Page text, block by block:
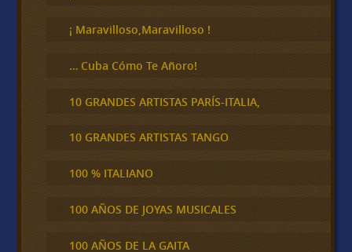
¡ Maravilloso,Maravilloso !
… Cuba Cómo Te Añoro!
10 GRANDES ARTISTAS PARÍS-ITALIA,
10 GRANDES ARTISTAS TANGO
100 % ITALIANO
100 AÑOS DE JOYAS MUSICALES
100 AÑOS DE LA GAITA